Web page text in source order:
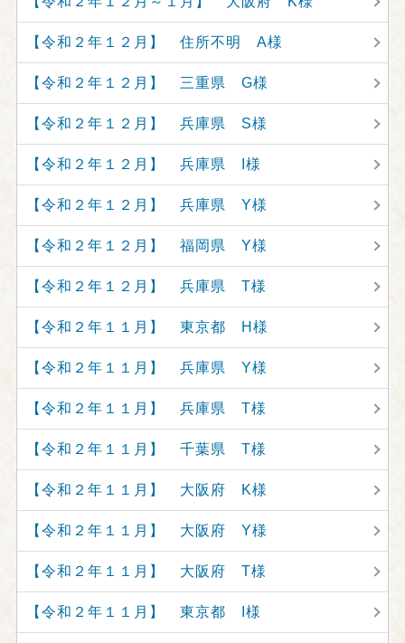
【令和２年１２月】 住所不明 A様
【令和２年１２月】 三重県 G様
【令和２年１２月】 兵庫県 S様
【令和２年１２月】 兵庫県 I様
【令和２年１２月】 兵庫県 Y様
【令和２年１２月】 福岡県 Y様
【令和２年１２月】 兵庫県 T様
【令和２年１１月】 東京都 H様
【令和２年１１月】 兵庫県 Y様
【令和２年１１月】 兵庫県 T様
【令和２年１１月】 千葉県 T様
【令和２年１１月】 大阪府 K様
【令和２年１１月】 大阪府 Y様
【令和２年１１月】 大阪府 T様
【令和２年１１月】 東京都 I様